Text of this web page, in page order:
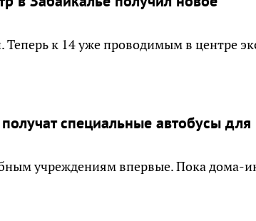
Теперь к 14 уже проводимым в центре
специальные автобусы для
учреждениям впервые. Пока дома-